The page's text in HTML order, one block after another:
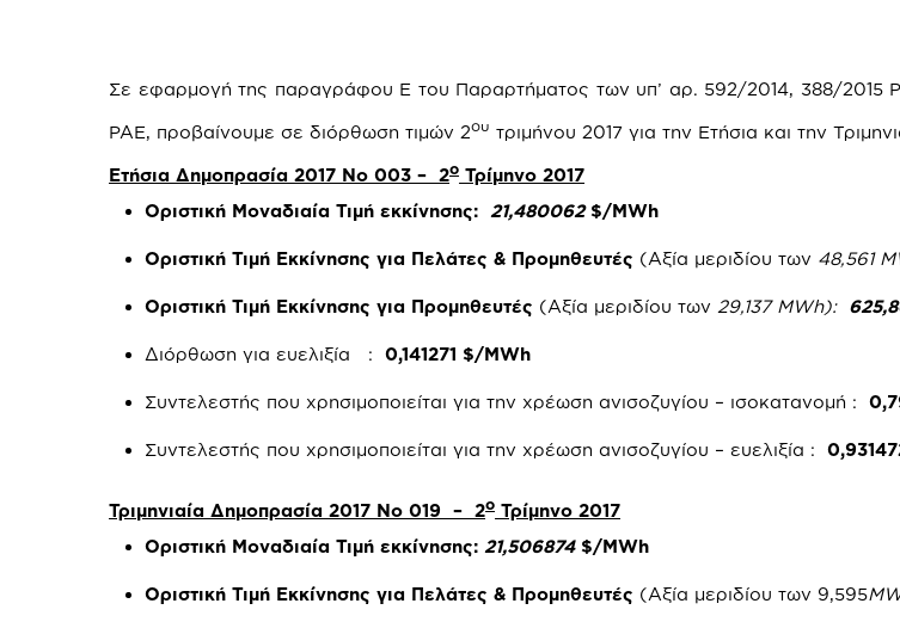
Σε εφαρμογή της παραγράφου Ε του Παραρτήματος των υπ’ αρ. 592/2014, 388/2015
ΡΑΕ, προβαίνουμε σε διόρθωση τιμών 2ου τριμήνου 2017 για την Ετήσια και την
Ετήσια Δημοπρασία 2017 Νο 003 – 2ο Τρίμηνο 2017
Οριστική Μοναδιαία Τιμή εκκίνησης: 21,480062$/MWh
Οριστική Τιμή Εκκίνησης για Πελάτες & Προμηθευτές (Αξία μεριδίου των 48,561
Οριστική Τιμή Εκκίνησης για Προμηθευτές (Αξία μεριδίου των 29,137 MWh):
Διόρθωση για ευελιξία :0,141271 $/MWh
Συντελεστής που χρησιμοποιείται για την χρέωση ανισοζυγίου – ισοκατανομή :
Συντελεστής που χρησιμοποιείται για την χρέωση ανισοζυγίου – ευελιξία :
Τριμηνιαία Δημοπρασία 2017 Νο 019 – 2ο Τρίμηνο 2017
Οριστική Μοναδιαία Τιμή εκκίνησης: 21,506874$/MWh
Οριστική Τιμή Εκκίνησης για Πελάτες & Προμηθευτές (Αξία μεριδίου των 9,595